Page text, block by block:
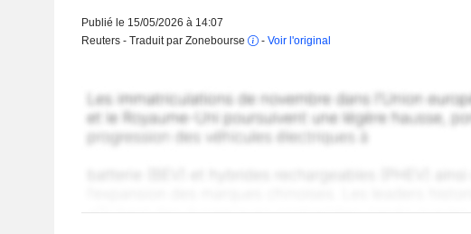
Publié le 15/05/2026 à 14:07
Reuters - Traduit par Zonebourse
- Voir l'original